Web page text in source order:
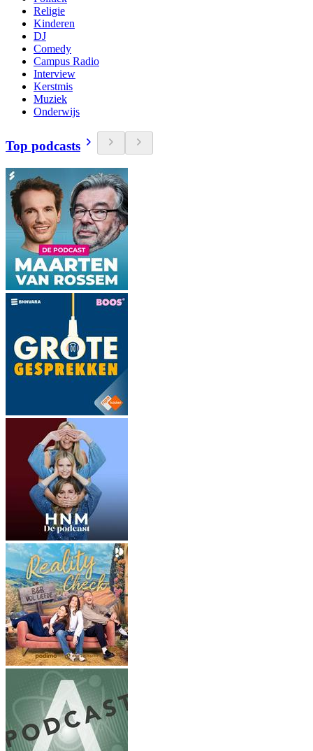
Religie
Kinderen
DJ
Comedy
Campus Radio
Interview
Kerstmis
Muziek
Onderwijs
Top podcasts